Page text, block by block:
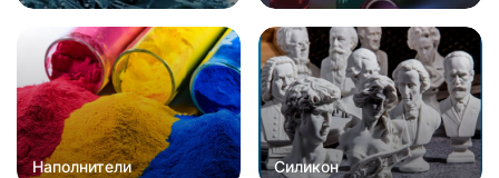
Наполнители Силикон